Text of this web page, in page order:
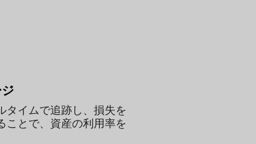
タイムで追跡し、損失を
ことで、資産の利用率を